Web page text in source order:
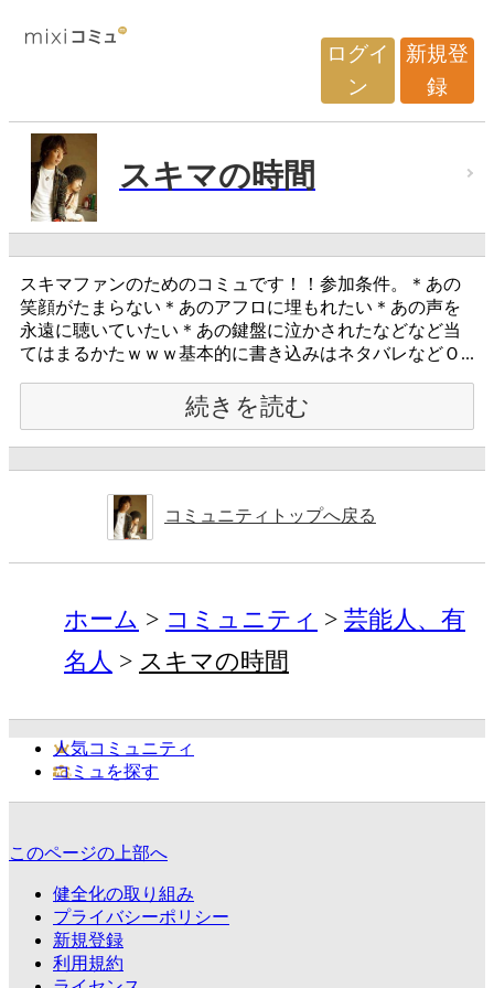
ログイ
ン
新規登
録
スキマの時間
スキマファンのためのコミュです！！参加条件。＊あの
笑顔がたまらない＊あのアフロに埋もれたい＊あの声を
永遠に聴いていたい＊あの鍵盤に泣かされたなどなど当
てはまるかたｗｗｗ基本的に書き込みはネタバレなどＯ...
続きを読む
コミュニティトップへ戻る
ホーム コミュニティ
芸能人、有
名人
スキマの時間
人気コミュニティ
コミュを探す
このページの上部へ
健全化の取り組み
プライバシーポリシー
新規登録
利用規約